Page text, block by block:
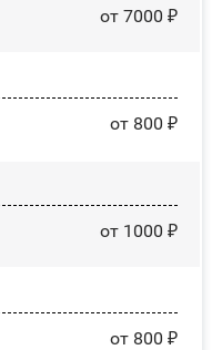
от 7000 ₽
от 800 ₽
от 1000 ₽
от 800 ₽